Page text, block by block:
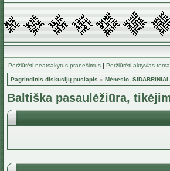
Peržiūrėti neatsakytus pranešimus | Peržiūrėti aktyvias
Pagrindinis diskusijų puslapis » Mėnesio, SIDABRINIAI
Baltiška pasaulėžiūra,